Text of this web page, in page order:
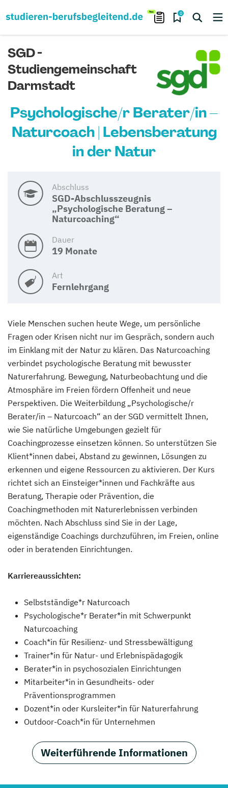
0
SGD -
Studiengemeinschaft
Darmstadt
Psychologische/r Berater/in –
Naturcoach | Lebensberatung
in der Natur
Abschluss
SGD-Abschlusszeugnis
„Psychologische Beratung –
Naturcoaching“
Dauer
19 Monate
Art
Fernlehrgang
Viele Menschen suchen heute Wege, um persönliche
Fragen oder Krisen nicht nur im Gespräch, sondern auch
im Einklang mit der Natur zu klären. Das Naturcoaching
verbindet psychologische Beratung mit bewusster
Naturerfahrung. Bewegung, Naturbeobachtung und die
Atmosphäre im Freien fördern Offenheit und neue
Perspektiven. Die Weiterbildung „Psychologische/r
Berater/in – Naturcoach“ an der SGD vermittelt Ihnen,
wie Sie natürliche Umgebungen gezielt für
Coachingprozesse einsetzen können. So unterstützen Sie
Klient*innen dabei, Abstand zu gewinnen, Lösungen zu
erkennen und eigene Ressourcen zu aktivieren. Der Kurs
richtet sich an Einsteiger*innen und Fachkräfte aus
Beratung, Therapie oder Prävention, die
Coachingmethoden mit Naturerlebnissen verbinden
möchten. Nach Abschluss sind Sie in der Lage,
eigenständige Coachings durchzuführen, im Freien, online
oder in beratenden Einrichtungen.
Karriereaussichten:
Selbstständige*r Naturcoach
Psychologische*r Berater*in mit Schwerpunkt
Naturcoaching
Coach*in für Resilienz- und Stressbewältigung
Trainer*in für Natur- und Erlebnispädagogik
Berater*in in psychosozialen Einrichtungen
Mitarbeiter*in in Gesundheits- oder
Präventionsprogrammen
Dozent*in oder Kursleiter*in für Naturerfahrung
Outdoor-Coach*in für Unternehmen
Weiterführende Informationen